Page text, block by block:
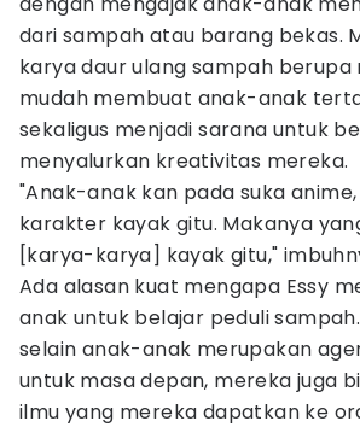
dari sampah atau barang bekas.
karya daur ulang sampah berupa
mudah membuat anak-anak
sekaligus menjadi sarana untuk
menyalurkan kreativitas mereka.
"Anak-anak kan pada suka
karakter kayak gitu. Makanya
[karya-karya] kayak gitu,"
Ada alasan kuat mengapa Essy
anak untuk belajar peduli
selain anak-anak merupakan
untuk masa depan, mereka juga
ilmu yang mereka dapatkan ke